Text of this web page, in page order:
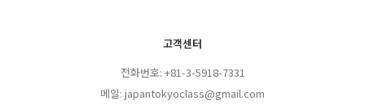
고객센터
전화번호: +81-3-5918-7331
메일: japantokyoclass@gmail.com